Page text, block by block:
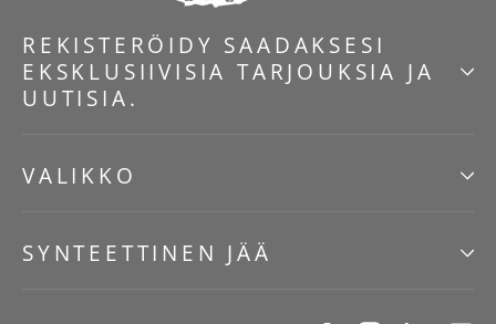
REKISTERÖIDY SAADAKSESI
EKSKLUSIIVISIA TARJOUKSIA JA
UUTISIA.
VALIKKO
SYNTEETTINEN JÄÄ